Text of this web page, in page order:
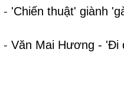
- 'Chiến thuật' giành
- Văn Mai Hương - 'Đi